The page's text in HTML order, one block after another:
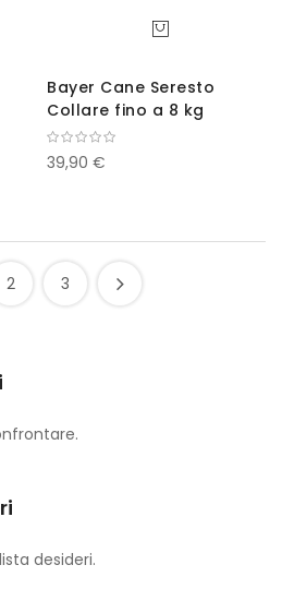
Bayer Cane Seresto
Collare fino a 8 kg
39,90 €
2 3
desideri.